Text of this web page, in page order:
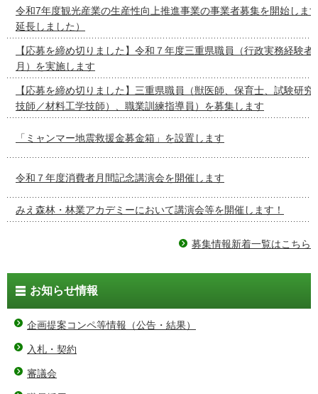
令和7年度観光産業の生産性向上推進事業の事業者募集を開始しま
延長しました）
【応募を締め切りました】令和７年度三重県職員（行政実務経験
月）を実施します
【応募を締め切りました】三重県職員（獣医師、保育士、試験研
技師／材料工学技師）、職業訓練指導員）を募集します
「ミャンマー地震救援金募金箱」を設置します
令和７年度消費者月間記念講演会を開催します
みえ森林・林業アカデミーにおいて講演会等を開催します！
募集情報新着一覧はこちら
お知らせ情報
企画提案コンペ等情報（公告・結果）
入札・契約
審議会